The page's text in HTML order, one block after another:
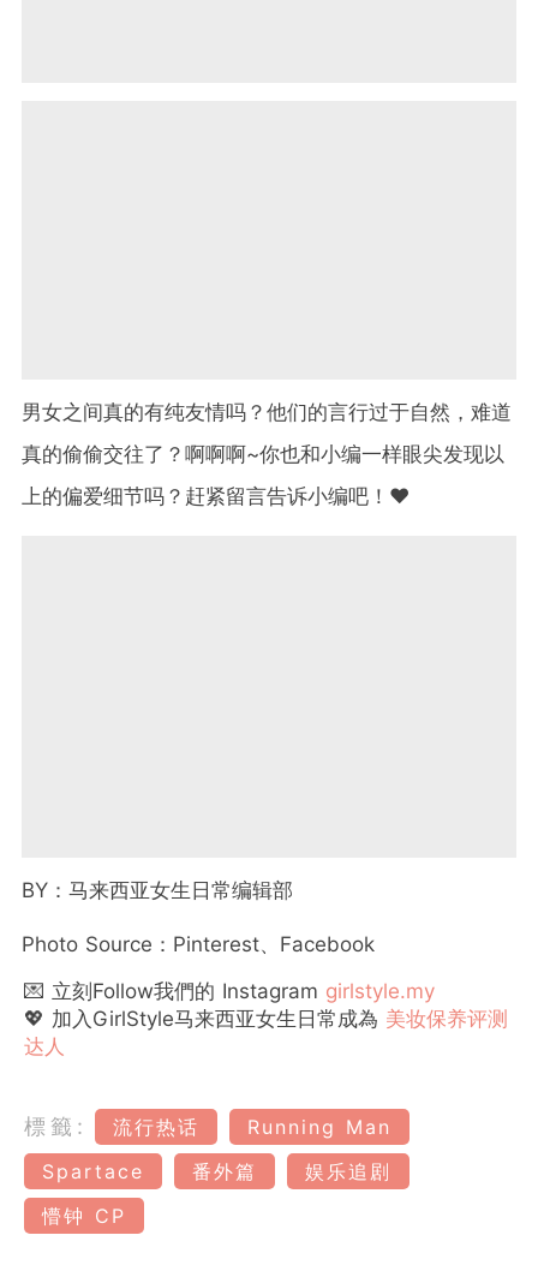
男女之间真的有纯友情吗？他们的言行过于自然，难道
真的偷偷交往了？啊啊啊~你也和小编一样眼尖发现以
上的偏爱细节吗？赶紧留言告诉小编吧！❤️
BY：马来西亚女生日常编辑部
Photo Source：Pinterest、Facebook
💌 立刻Follow我們的 Instagram girlstyle.my
💖 加入GirlStyle马来西亚女生日常成為 美妆保养评测
达人
標籤: 流行热话
Running Man
Spartace
番外篇
娱乐追剧
懵钟 CP